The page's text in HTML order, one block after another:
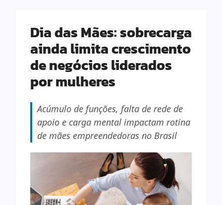
Dia das Mães: sobrecarga
ainda limita crescimento
de negócios liderados
por mulheres
Acúmulo de funções, falta de rede de
apoio e carga mental impactam rotina
de mães empreendedoras no Brasil